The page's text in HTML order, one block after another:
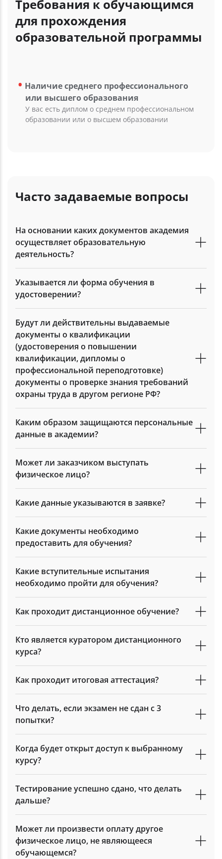
Требования к обучающимся
для прохождения
образовательной программы
Наличие среднего профессионального
или высшего образования
У вас есть диплом о среднем профессиональном
образовании или о высшем образовании
Часто задаваемые вопросы
На основании каких документов академия
осуществляет образовательную
деятельность?
Указывается ли форма обучения в
удостоверении?
Будут ли действительны выдаваемые
документы о квалификации
(удостоверения о повышении
квалификации, дипломы о
профессиональной переподготовке)
документы о проверке знания требований
охраны труда в другом регионе РФ?
Каким образом защищаются персональные
данные в академии?
Может ли заказчиком выступать
физическое лицо?
Какие данные указываются в заявке?
Какие документы необходимо
предоставить для обучения?
Какие вступительные испытания
необходимо пройти для обучения?
Как проходит дистанционное обучение?
Кто является куратором дистанционного
курса?
Как проходит итоговая аттестация?
Что делать, если экзамен не сдан с 3
попытки?
Когда будет открыт доступ к выбранному
курсу?
Тестирование успешно сдано, что делать
дальше?
Может ли произвести оплату другое
физическое лицо, не являющееся
обучающемся?